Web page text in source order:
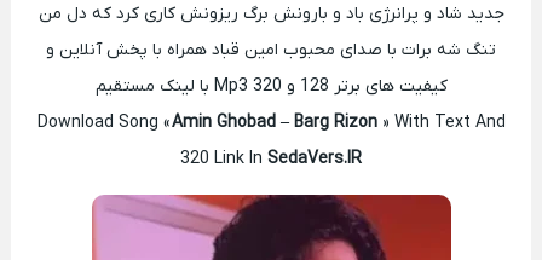
جدید شاد و پرانرژی باد و بارونش برگ ریزونش کاری کرد که دل من
تنگ شه برات با صدای محبوب امین قباد همراه با پخش آنلاین و
کیفیت های برتر 128 و 320 Mp3 با لینک مستقیم
Download Song «Amin Ghobad – Barg Rizon» With Text And
320 Link In SedaVers.IR